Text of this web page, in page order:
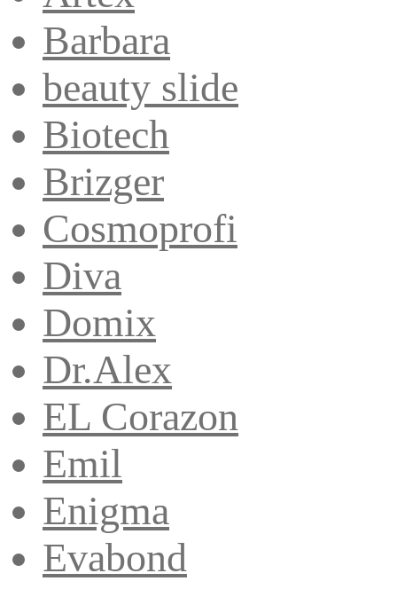
Barbara
beauty slide
Biotech
Brizger
Cosmoprofi
Diva
Domix
Dr.Alex
EL Corazon
Emil
Enigma
Evabond